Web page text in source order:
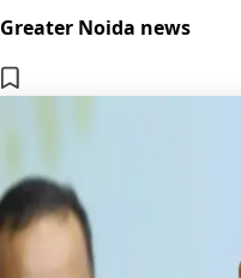
Greater Noida news